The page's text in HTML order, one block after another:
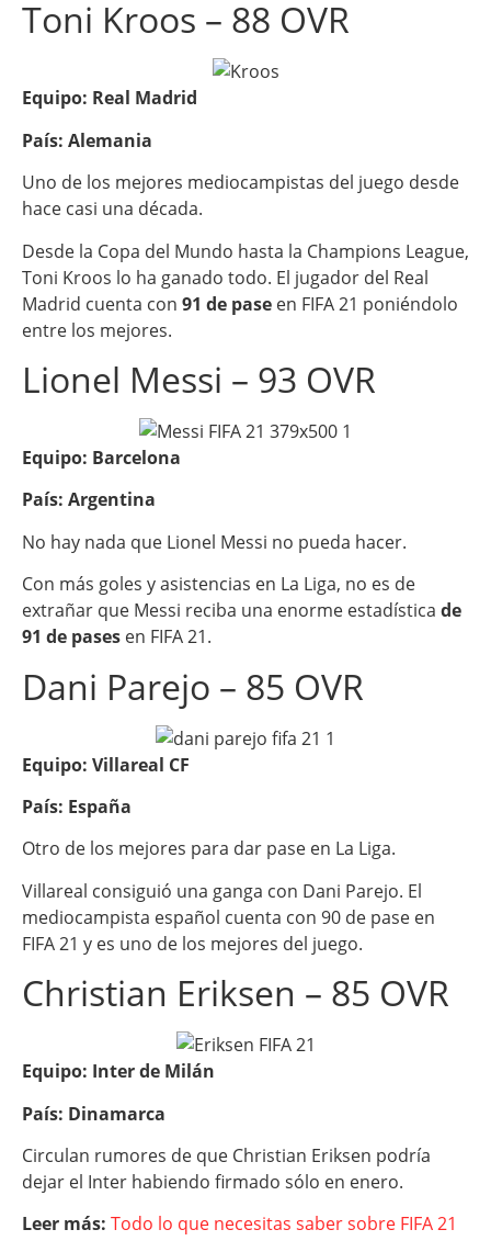
Toni Kroos – 88 OVR
Equipo: Real Madrid
País: Alemania
Uno de los mejores mediocampistas del juego desde
hace casi una década.
Desde la Copa del Mundo hasta la Champions League,
Toni Kroos lo ha ganado todo. El jugador del Real
Madrid cuenta con 91 de pase en FIFA 21 poniéndolo
entre los mejores.
Lionel Messi – 93 OVR
Equipo: Barcelona
País: Argentina
No hay nada que Lionel Messi no pueda hacer.
Con más goles y asistencias en La Liga, no es de
extrañar que Messi reciba una enorme estadística de
91 de pases en FIFA 21.
Dani Parejo – 85 OVR
Equipo: Villareal CF
País: España
Otro de los mejores para dar pase en La Liga.
Villareal consiguió una ganga con Dani Parejo. El
mediocampista español cuenta con 90 de pase en
FIFA 21 y es uno de los mejores del juego.
Christian Eriksen – 85 OVR
Equipo: Inter de Milán
País: Dinamarca
Circulan rumores de que Christian Eriksen podría
dejar el Inter habiendo firmado sólo en enero.
Leer más: Todo lo que necesitas saber sobre FIFA 21